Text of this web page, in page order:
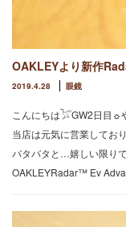
OAKLEYより新作
2019.4.28 眼鏡
こんにちは𓅯GW2日目☼
当店は元気に営業してお
バタバタと…嬉しい限り
OAKLEYRadar™ Ev